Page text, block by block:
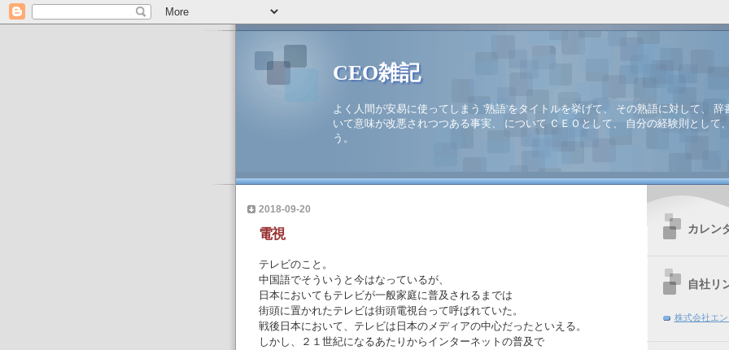
CEO雑記
よく人間が安易に使ってしまう '熟語'をタイトルを挙げて、 その熟語に対して、 辞
いて意味が改悪されつつある事実、 について ＣＥＯとして、 自分の経験則として
う。
2018-09-20
電視
テレビのこと。
中国語でそういうと今はなっているが、
日本においてもテレビが一般家庭に普及されるまでは
街頭に置かれたテレビは街頭電視台って呼ばれていた。
戦後日本において、テレビは日本のメディアの中心だったといえる。
しかし、２１世紀になるあたりからインターネットの普及で
カレン
自社リ
株式会社エン